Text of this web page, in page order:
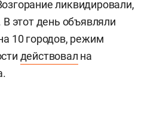
ликвидировали,
этот день объявляли
10 городов, режим
действовал на